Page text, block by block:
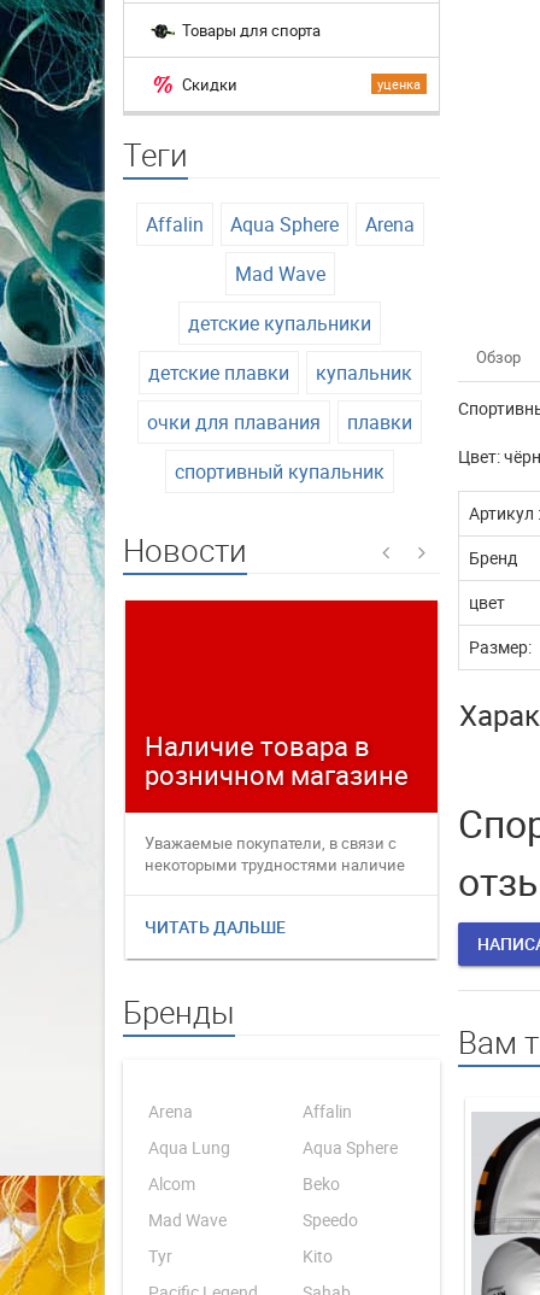
Товары для спорта
уценка
Скидки
Теги
Affalin Aqua Sphere
Arena
Mad Wave
детские купальники
детские плавки
купальник
очки для плавания
плавки
спортивный купальник
Новости
Наличие товара в
розничном магазине
Уважаемые покупатели, в связи с
некоторыми трудностями наличие
ЧИТАТЬ ДАЛЬШЕ ЧИТАТЬ
Бренды
Arena
Affalin
Aqua Lung
Aqua Sphere
Alcom
Beko
Mad Wave
Speedo
Tyr
Kito
Обзор
Цвет:
Артикул :
Бренд
цвет
Размер:
Вам